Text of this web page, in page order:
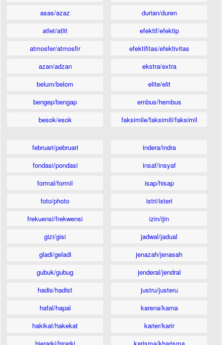
asas/azaz
atlet/atlit
atmosfer/atmosfir
azan/adzan
belum/belom
bengep/bengap
besok/esok
durian/duren
efektif/efektip
efektifitas/efektivitas
ekstra/extra
elite/elit
embus/hembus
faksimile/faksimili/faksimil
februari/pebruari
fondasi/pondasi
formal/formil
foto/photo
frekuensi/frekwensi
gizi/gisi
gladi/geladi
gubuk/gubug
hadis/hadist
hafal/hapal
hakikat/hakekat
indera/indra
insaf/insyaf
isap/hisap
istri/isteri
izin/ijin
jadwal/jadual
jenazah/jenasah
jenderal/jendral
justru/justeru
karena/karna
karier/karir